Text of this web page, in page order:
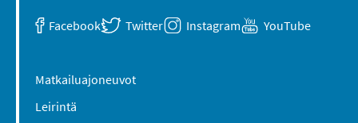
Facebook Twitter Instagram YouTube
Matkailuajoneuvot
Leirintä